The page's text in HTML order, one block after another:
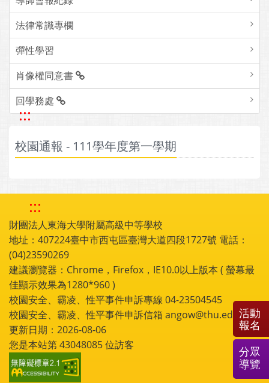
法律常識專欄
彈性學習
肖像權同意書
回學務處
:::
校園通報 - 111學年度第一學期
:::
財團法人東海大學附屬高級中等學校
地址：407224臺中市西屯區臺灣大道四段1727號 電話：
(04)23590269
建議瀏覽器：Chrome，Firefox，IE10.0以上版本 ( 螢幕最
佳顯示效果為1280*960 )
校園安全、霸凌、性平事件申訴專線 04-23504545
校園安全、霸凌、性平事件申訴信箱 angow@thu.edu.tw
更新日期：2026-08-06
您是本站第43048085位訪客
活動
報名
分眾
導覽